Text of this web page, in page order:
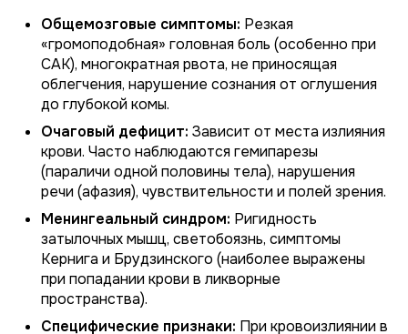
Общемозговые симптомы: Резкая
«громоподобная» головная боль (особенно при
САК), многократная рвота, не приносящая
облегчения, нарушение сознания от оглушения
до глубокой комы.
Очаговый дефицит: Зависит от места излияния
крови. Часто наблюдаются гемипарезы
(параличи одной половины тела), нарушения
речи (афазия), чувствительности и полей зрения.
Менингеальный синдром: Ригидность
затылочных мышц, светобоязнь, симптомы
Кернига и Брудзинского (наиболее выражены
при попадании крови в ликворные
пространства).
Специфические признаки: При кровоизлиянии в